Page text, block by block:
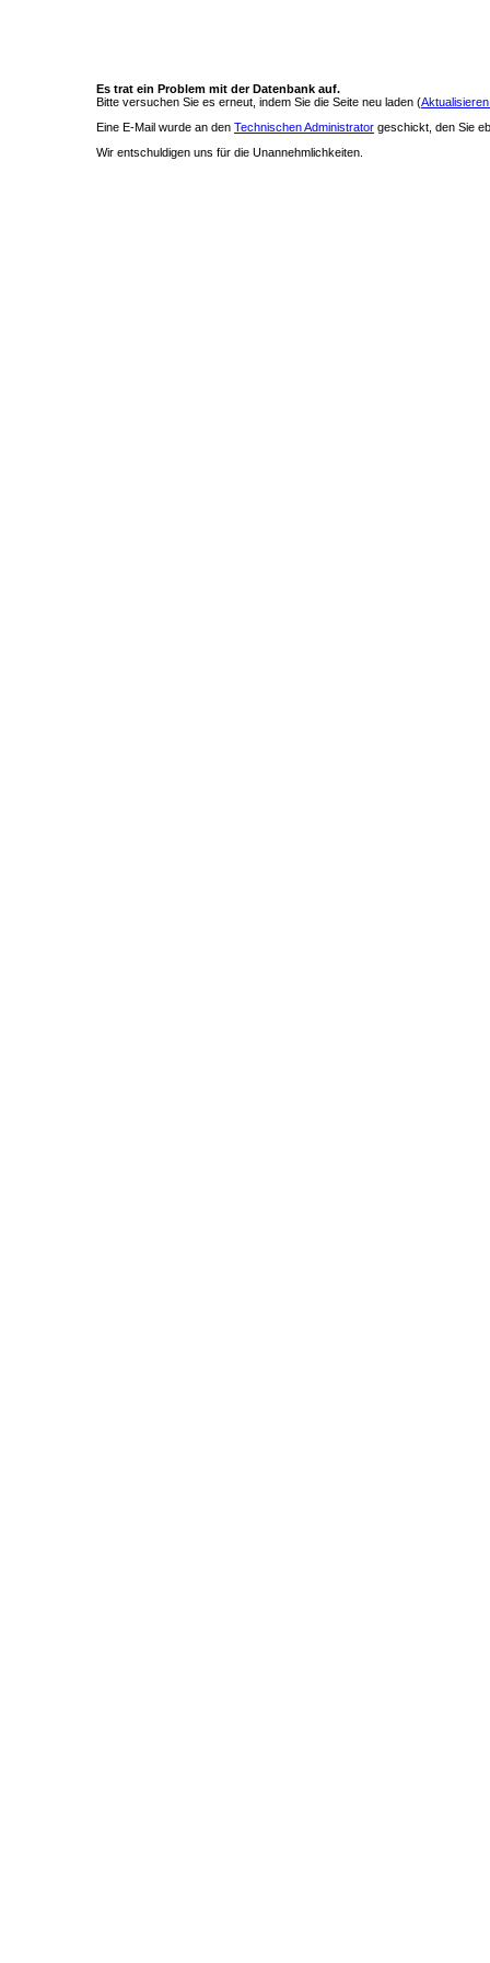
Es trat ein Problem mit der Datenbank auf.
Bitte versuchen Sie es erneut, indem Sie die Seite neu laden (
Eine E-Mail wurde an den Technischen Administrator geschickt, den Sie
Wir entschuldigen uns für die Unannehmlichkeiten.